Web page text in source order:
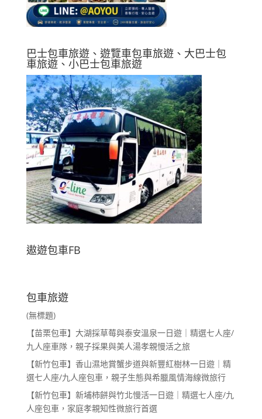
巴士包車旅遊、遊覽車包車旅遊、大巴士包
車旅遊、小巴士包車旅遊
遨遊包車FB
包車旅遊
(無標題)
【苗栗包車】大湖採草莓與泰安溫泉一日遊｜精選七人座/
九人座車隊，親子採果與美人湯孝親慢活之旅
【新竹包車】香山濕地賞蟹步道與新豐紅樹林一日遊｜精
選七人座/九人座包車，親子生態與希臘風情海線微旅行
【新竹包車】新埔柿餅與竹北慢活一日遊｜精選七人座/九
人座包車，家庭孝親知性微旅行首選